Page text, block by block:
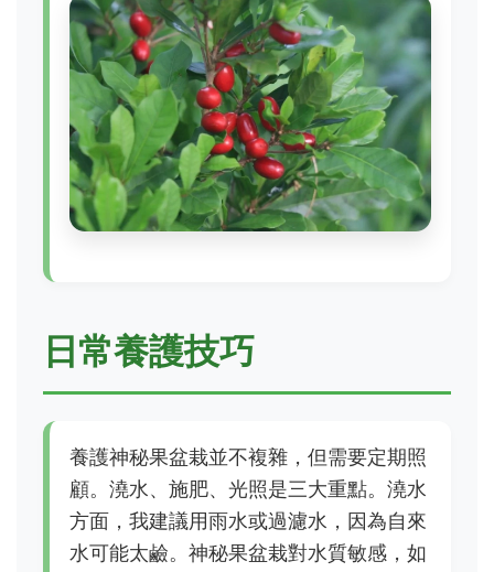
日常養護技巧
養護神秘果盆栽並不複雜，但需要定期照
顧。澆水、施肥、光照是三大重點。澆水
方面，我建議用雨水或過濾水，因為自來
水可能太鹼。神秘果盆栽對水質敏感，如